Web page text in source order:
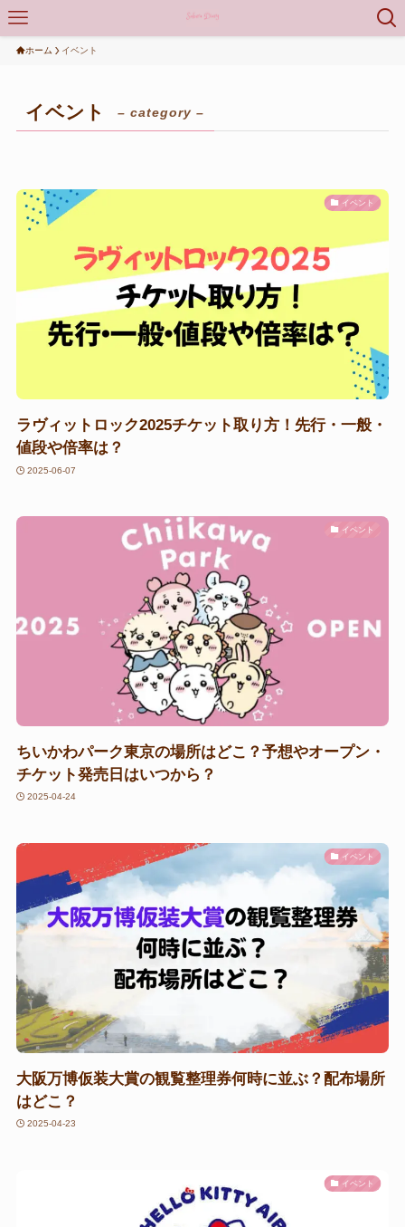
ホーム イベント
イベント – category –
イベント
ラヴィットロック2025チケット取り方！先行・一般・
値段や倍率は？
2025-06-07
イベント
ちいかわパーク東京の場所はどこ？予想やオープン・
チケット発売日はいつから？
2025-04-24
イベント
大阪万博仮装大賞の観覧整理券何時に並ぶ？配布場所
はどこ？
2025-04-23
イベント